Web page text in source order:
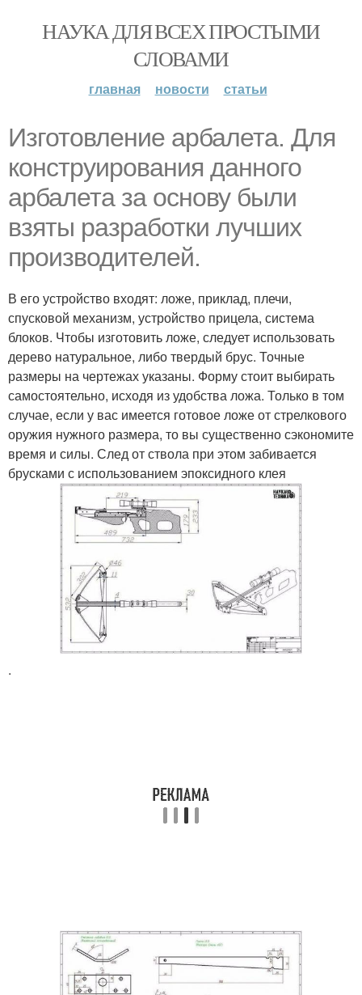
НАУКА ДЛЯ ВСЕХ ПРОСТЫМИ
СЛОВАМИ
главная новости статьи
Изготовление арбалета. Для
конструирования данного
арбалета за основу были
взяты разработки лучших
производителей.
В его устройство входят: ложе, приклад, плечи,
спусковой механизм, устройство прицела, система
блоков. Чтобы изготовить ложе, следует использовать
дерево натуральное, либо твердый брус. Точные
размеры на чертежах указаны. Форму стоит выбирать
самостоятельно, исходя из удобства ложа. Только в том
случае, если у вас имеется готовое ложе от стрелкового
оружия нужного размера, то вы существенно сэкономите
время и силы. След от ствола при этом забивается
брусками с использованием эпоксидного клея
.